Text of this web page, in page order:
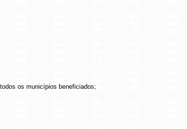
os municípios beneficiados;